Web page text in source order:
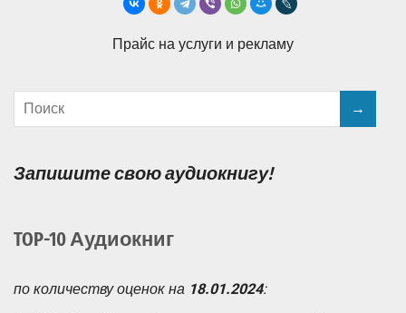
Прайс на услуги и рекламу
Запишите свою аудиокнигу!
TOP-10 Аудиокниг
по количеству оценок на 18.01.2024: